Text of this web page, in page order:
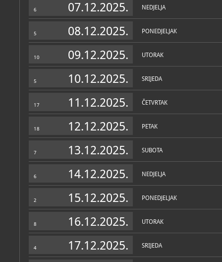
6 07.12.2025. NEDJELJA
5 08.12.2025. PONEDJELJAK
10 09.12.2025. UTORAK
5 10.12.2025. SRIJEDA
17 11.12.2025. ČETVRTAK
18 12.12.2025. PETAK
7 13.12.2025. SUBOTA
6 14.12.2025. NEDJELJA
2 15.12.2025. PONEDJELJAK
8 16.12.2025. UTORAK
4 17.12.2025. SRIJEDA